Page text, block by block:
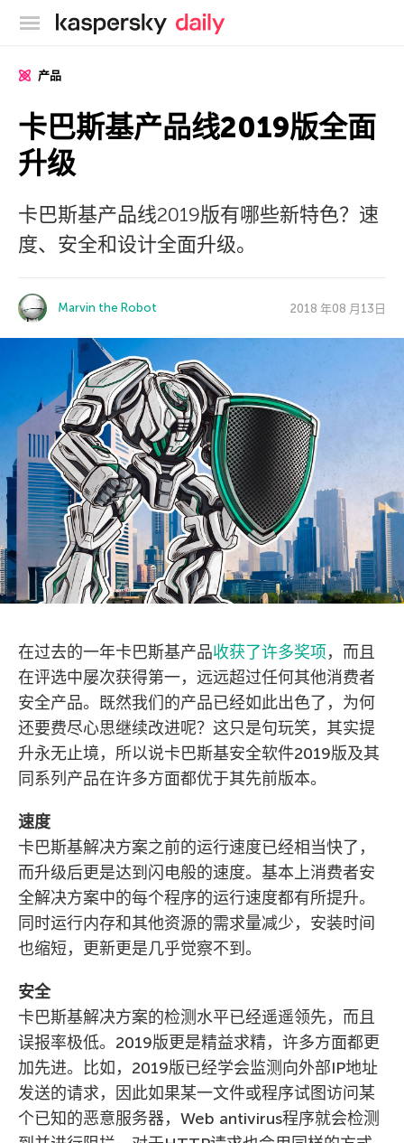
卡巴斯基官方博客
产品
卡巴斯基产品线2019版全面
升级
卡巴斯基产品线2019版有哪些新特色？速
度、安全和设计全面升级。
Marvin the Robot 2018 年08 月13日
在过去的一年卡巴斯基产品收获了许多奖项，而且
在评选中屡次获得第一，远远超过任何其他消费者
安全产品。既然我们的产品已经如此出色了，为何
还要费尽心思继续改进呢？这只是句玩笑，其实提
升永无止境，所以说卡巴斯基安全软件2019版及其
同系列产品在许多方面都优于其先前版本。
速度
卡巴斯基解决方案之前的运行速度已经相当快了，
而升级后更是达到闪电般的速度。基本上消费者安
全解决方案中的每个程序的运行速度都有所提升。
同时运行内存和其他资源的需求量减少，安装时间
也缩短，更新更是几乎觉察不到。
安全
卡巴斯基解决方案的检测水平已经遥遥领先，而且
误报率极低。2019版更是精益求精，许多方面都更
加先进。比如，2019版已经学会监测向外部IP地址
发送的请求，因此如果某一文件或程序试图访问某
个已知的恶意服务器，Web antivirus程序就会检测